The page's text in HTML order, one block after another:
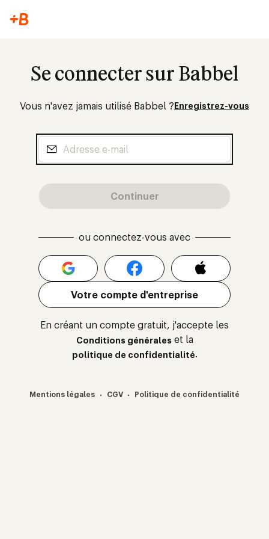
Se connecter sur Babbel
Vous n'avez jamais utilisé Babbel ?Enregistrez-vous
Continuer
Votre compte d'entreprise
En créant un compte gratuit, j'accepte les
Conditions générales et la
politique de confidentialité.
Mentions légales · CGV · Politique de confidentialité